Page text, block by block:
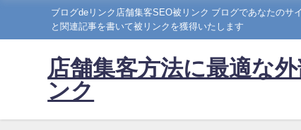
ブログdeリンク店舗集客SEO被リンク ブログであなたの
と関連記事を書いて被リンクを獲得いたします
店舗集客方法に最適な
ンク